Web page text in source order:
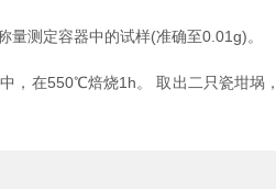
测定容器中的试样(准确至0.01g)。
，在550℃焙烧1h。 取出二只瓷坩埚